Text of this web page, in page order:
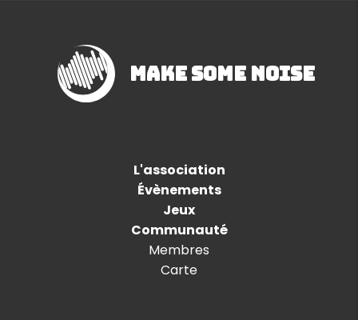
Make Some Noise
L'association
Évènements
Jeux
Communauté
Membres
Carte